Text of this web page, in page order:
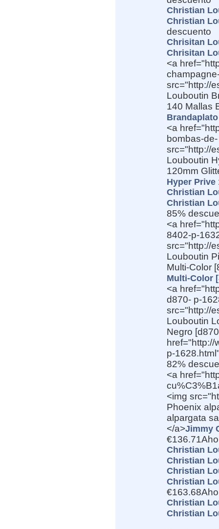
Christian
Christian
descuento
Chrisitan
Chrisitan
<a
src="http://
Louboutin
140 Mallas
<a
bombas-
src="http://
Louboutin
120mm
Hyper Prive
Christian
Christian
85%
<a
8402-p-
src="http://
Louboutin
Multi-Color
Multi-Color
<a
d870- p-
src="http://
Louboutin
Negro
p-
82%
<a
<img
Phoenix
alpargata
</a>Jimmy
Christian
Christian
Christian
Christian
Christian
Christian